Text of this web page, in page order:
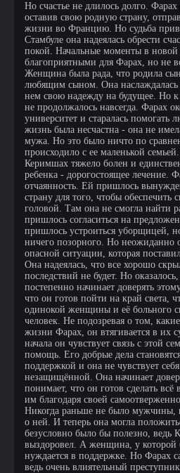
Но счастье не длилось долго.
оставив свою родную страну,
жизни во Францию. Но судьба
Стамбуле она надеялась обрести
покой. Начальные моменты в новой
благоприятными для Фарах, но не
Женщина была рада, что родила
любящим сыном. Она наслаждалась
нем свою надежду на будущее. Но к
не продолжалось навсегда. Фарах
университет и старалась помогать
жизнь была несчастна - она не
мужа. Но это было ничто по
происходило с ее маленькой
Керимшах тяжело болен и
ребенка - дорогостоящее лечение.
отчаянность. Ей пришлось
страну для того, чтобы обеспечить
головой. Там она не смогла найти
пришлось согласиться на
пришлось устроиться уборщицей,
ничего позорного. Но неожиданно
опасной ситуации, которая
Она надеялась, что все хорошо
последствий не будет. Но
постепенно начинает доверять
что он готов пойти на край света,
одинокой женщины и её больного
человек. Не подозревая о том,
жизни Фарах, он втягивается в их
начала он чувствует связь с этой
помощь. Его добрые дела
поддержкой и она не чувствует
незащищённой. Она начинает
понимает, что он готов сделать
им благодаря своей
Никогда раньше не было мужчины,
о ней. И теперь она могла
безусловно было бы полезно, ведь
выздоровел. А женщина, у которой
нуждается в поддержке. Но Фарах
ведь очень влиятельный